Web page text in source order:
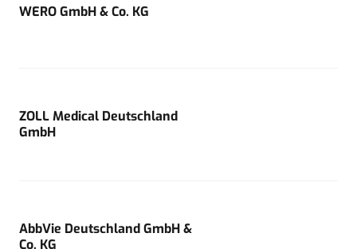
WERO GmbH & Co. KG
ZOLL Medical Deutschland
GmbH
AbbVie Deutschland GmbH &
Co. KG